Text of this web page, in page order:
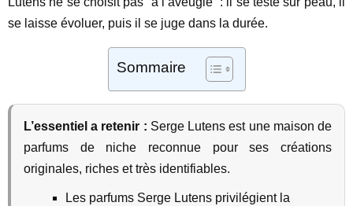
se laisse évoluer, puis il se juge dans la durée.
Sommaire
L’essentiel a retenir : Serge Lutens est une maison de
parfums de niche reconnue pour ses créations
originales, riches et très identifiables.
Les parfums Serge Lutens privilégient la